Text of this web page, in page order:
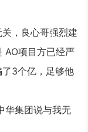
，良心哥强烈建
AO项目方已经严
3个亿，足够他